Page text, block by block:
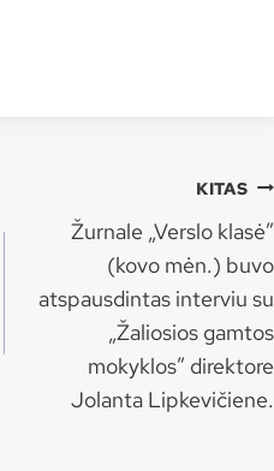
KITAS
Žurnale „Verslo klasė”
(kovo mėn.) buvo
atspausdintas interviu su
„Žaliosios gamtos
mokyklos” direktore
Jolanta Lipkevičiene.